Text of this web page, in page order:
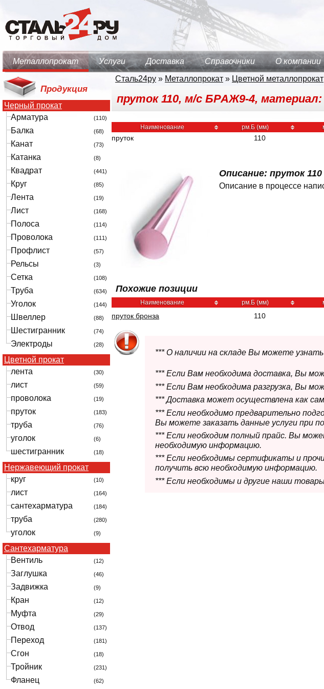
Металлопрокат Услуги Доставка Справочники О компании
Продукция
Черный прокат
Арматура
(110)
Балка (68)
Канат (73)
Катанка (8)
Квадрат (441)
Круг (85)
Лента (19)
Лист (168)
Полоса (114)
Проволока (111)
Профлист (57)
Рельсы (3)
Сетка (108)
Труба (634)
Уголок (144)
Швеллер (88)
Шестигранник (74)
Электроды (28)
Цветной прокат
лента
(30)
лист (59)
проволока (19)
пруток (183)
труба (76)
уголок (6)
шестигранник (18)
Нержавеющий прокат
круг
(10)
лист (164)
сантехарматура (184)
труба (280)
уголок (9)
Сантехарматура
Вентиль
(12)
Заглушка (46)
Задвижка (9)
Кран (12)
Муфта (29)
Отвод (137)
Переход (181)
Сгон (18)
Тройник (231)
Фланец (62)
Сталь24ру » Металлопрокат » Цветной металлопрокат
пруток 110, м/с БРАЖ9-4, материал:
Наименование рм.Б (мм)
пруток 110
Описание: пруток
Описание в процессе
Похожие позиции
Наименование рм.Б (мм)
пруток бронза 110
*** О наличии на складе Вы можете
*** Если Вам необходима доставка, Вы
*** Если Вам необходима разгрузка, Вы
*** Доставка может осуществлена как
*** Если необходимо предварительно
Вы можете заказать данные услуги при
*** Если необходим полный прайс. Вы
необходимую информацию.
*** Если необходимы сертификаты и
получить всю необходимую информацию.
*** Если необходимы и другие наши